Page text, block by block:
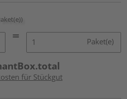
Paket(e)
für Stückgut